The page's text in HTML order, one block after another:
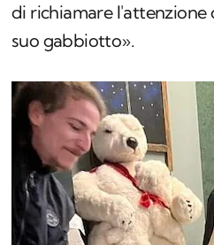
di richiamare l'attenzione
suo gabbiotto».